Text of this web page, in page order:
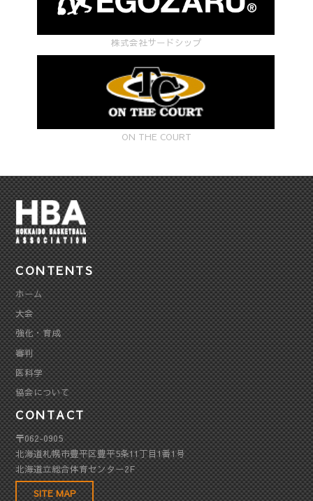
株式会社サードシップ
ON THE COURT
CONTENTS
ホーム
大会
強化・育成
審判
医科学
協会について
CONTACT
〒062-0905
北海道札幌市豊平区豊平5条11丁目1番1号
北海道立総合体育センター2F
SITE MAP